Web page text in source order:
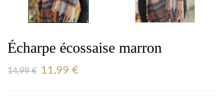
Écharpe écossaise marron
14,99€ 11,99 €